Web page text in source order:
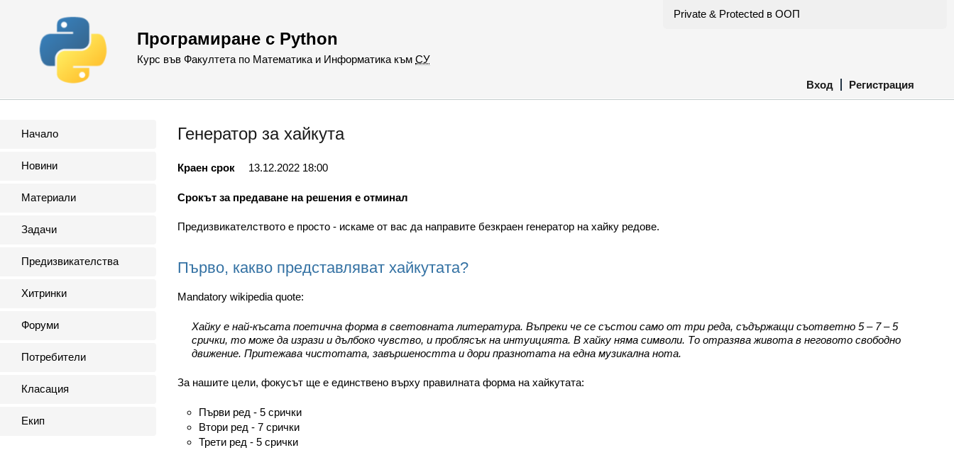
Private & Protected в ООП
Програмиране с Python
Курс във Факултета по Математика и Информатика към СУ
Вход Регистрация
Начало
Новини
Материали
Задачи
Предизвикателства
Хитринки
Форуми
Потребители
Класация
Екип
Генератор за хайкута
Краен срок 13.12.2022 18:00
Срокът за предаване на решения е отминал
Предизвикателството е просто - искаме от вас да направите безкраен генератор на хайку редове.
Първо, какво представляват хайкутата?
Mandatory wikipedia quote:
Хайку е най-късата поетична форма в световната литература. Въпреки че се състои само от три реда, съдържащи съответно 5 – 7 – 5
срички, то може да изрази и дълбоко чувство, и проблясък на интуицията. В хайку няма символи. То отразява живота в неговото свободно
движение. Притежава чистотата, завършеността и дори празнотата на една музикална нота.
За нашите цели, фокусът ще е единствено върху правилната форма на хайкутата:
Първи ред - 5 срички
Втори ред - 7 срички
Трети ред - 5 срички